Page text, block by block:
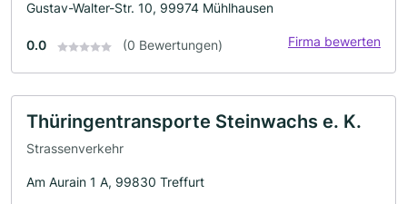
Gustav-Walter-Str. 10, 99974 Mühlhausen
0.0 (0 Bewertungen) Firma bewerten
Thüringentransporte Steinwachs e. K.
Strassenverkehr
Am Aurain 1 A, 99830 Treffurt